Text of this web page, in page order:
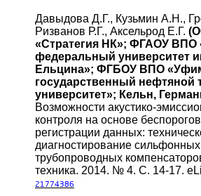
Давыдова Д.Г., Кузьмин А.Н.,
Ризванов Р.Г., Аксельрод Е.Г.
«Стратегия НК»; ФГАОУ ВПО
федеральный университет
Ельцина»; ФГБОУ ВПО
государственный нефтяной
университет»; Кельн,
Возможности акустико-
контроля на основе
регистрации данных:
диагностирование сильфонных
трубопроводных
техника. 2014. № 4. С. 14-17.
21774386